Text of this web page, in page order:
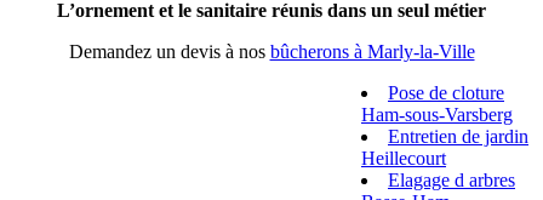
L’ornement et le sanitaire réunis dans un seul métier
Demandez un devis à nos bûcherons à Marly-la-Ville
Pose de cloture
Ham-sous-Varsberg
Entretien de jardin
Heillecourt
Elagage d arbres